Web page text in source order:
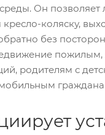
Он позволяет
коляску,
без
родителям с